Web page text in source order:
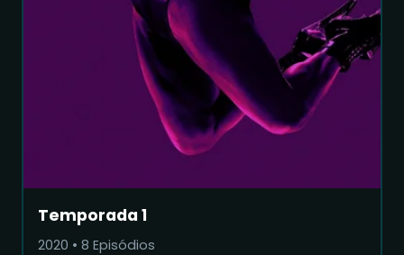
Temporada 1
2020 • 8 Episódios